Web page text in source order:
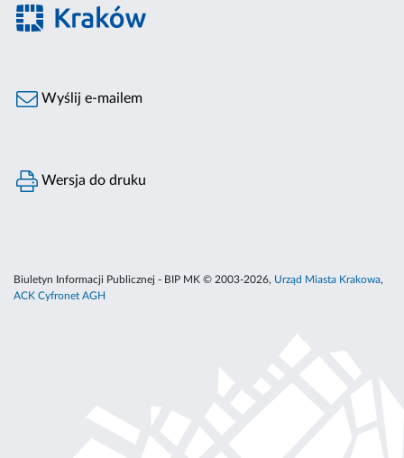
Wyślij e-mailem
Wersja do druku
Biuletyn Informacji Publicznej - BIP MK © 2003-2026, Urząd Miasta Krakowa,
ACK Cyfronet AGH